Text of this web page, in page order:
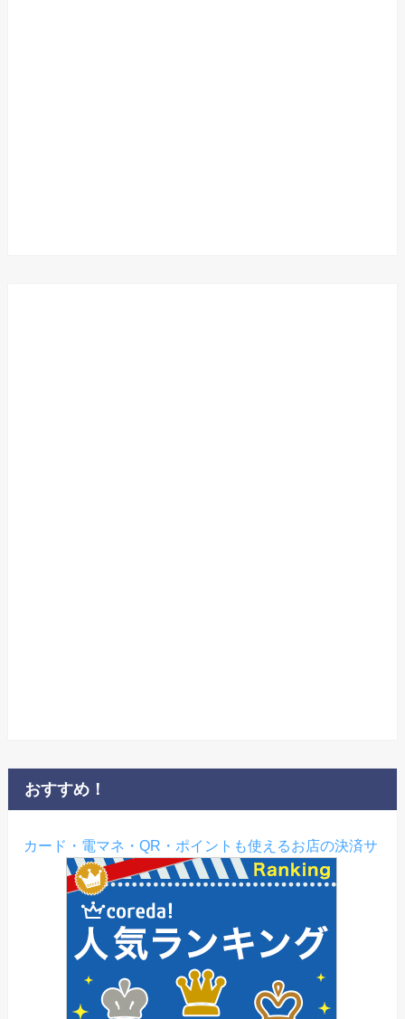
おすすめ！
カード・電マネ・QR・ポイントも使えるお店の決済サ